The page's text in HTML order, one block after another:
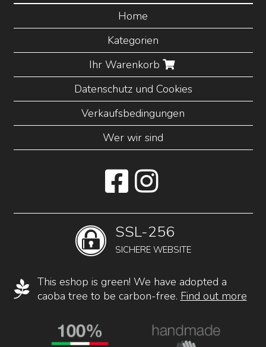
Home
Kategorien
Ihr Warenkorb
Datenschutz und Cookies
Verkaufsbedingungen
Wer wir sind
SSL-256
SICHERE WEBSITE
This eshop is green! We have adopted a
caoba tree to be carbon-free. Find out more